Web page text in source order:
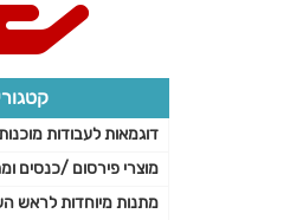
דוגמאות לעבודות
מוצרי פירסום /כנסים
מתנות מיוחדות לראש